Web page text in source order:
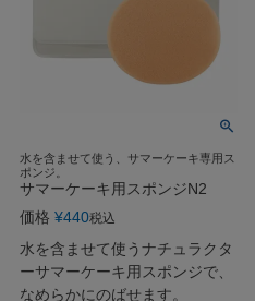
水を含ませて使う、サマーケーキ専用ス
ポンジ。
サマーケーキ用スポンジN2
価格 ¥440税込
水を含ませて使うナチュラクタ
ーサマーケーキ用スポンジで、
なめらかにのばせます。